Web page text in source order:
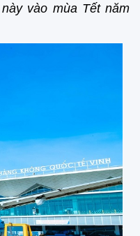
vào mùa Tết năm